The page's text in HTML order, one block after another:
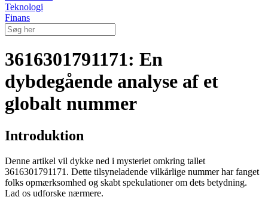
Teknologi
Finans
3616301791171: En
dybdegående analyse af et
globalt nummer
Introduktion
Denne artikel vil dykke ned i mysteriet omkring tallet
3616301791171. Dette tilsyneladende vilkårlige nummer har fanget
folks opmærksomhed og skabt spekulationer om dets betydning.
Lad os udforske nærmere.